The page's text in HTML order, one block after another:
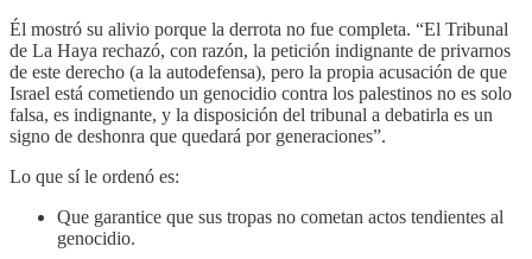
Él mostró su alivio porque la derrota no fue completa. “El Tribunal
de La Haya rechazó, con razón, la petición indignante de privarnos
de este derecho (a la autodefensa), pero la propia acusación de que
Israel está cometiendo un genocidio contra los palestinos no es solo
falsa, es indignante, y la disposición del tribunal a debatirla es un
signo de deshonra que quedará por generaciones”.
Lo que sí le ordenó es:
Que garantice que sus tropas no cometan actos tendientes al
genocidio.